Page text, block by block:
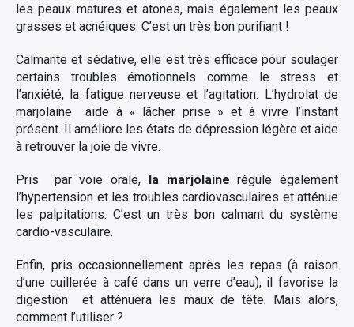
les peaux matures et atones, mais également les peaux
grasses et acnéiques. C’est un très bon purifiant !
Calmante et sédative, elle est très efficace pour soulager
certains troubles émotionnels comme le stress et
l’anxiété, la fatigue nerveuse et l’agitation. L’hydrolat de
marjolaine aide à « lâcher prise » et à vivre l’instant
présent. Il améliore les états de dépression légère et aide
à retrouver la joie de vivre.
Pris par voie orale, la marjolaine régule également
l’hypertension et les troubles cardiovasculaires et atténue
les palpitations. C’est un très bon calmant du système
cardio-vasculaire.
Enfin, pris occasionnellement après les repas (à raison
d’une cuillerée à café dans un verre d’eau), il favorise la
digestion et atténuera les maux de tête. Mais alors,
comment l’utiliser ?